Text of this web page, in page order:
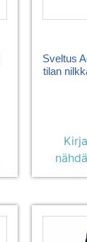
Sveltus
tilan